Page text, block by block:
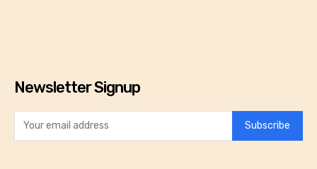
Newsletter Signup
Subscribe